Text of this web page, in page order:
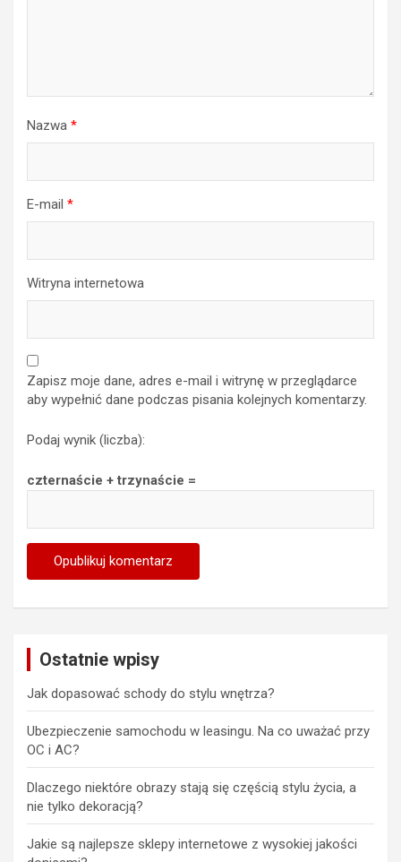
Nazwa *
E-mail *
Witryna internetowa
Zapisz moje dane, adres e-mail i witrynę w przeglądarce
aby wypełnić dane podczas pisania kolejnych komentarzy.
Podaj wynik (liczba):
czternaście + trzynaście =
Ostatnie wpisy
Jak dopasować schody do stylu wnętrza?
Ubezpieczenie samochodu w leasingu. Na co uważać przy
OC i AC?
Dlaczego niektóre obrazy stają się częścią stylu życia, a
nie tylko dekoracją?
Jakie są najlepsze sklepy internetowe z wysokiej jakości